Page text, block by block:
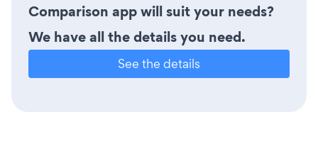
Comparison app will suit your needs?
We have all the details you need.
See the details